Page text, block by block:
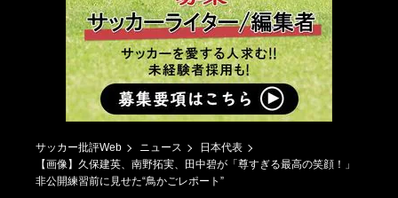
サッカー批評Web ニュース
日本代表
【画像】久保建英、南野拓実、田中碧が「尊すぎる最高の笑顔！」
非公開練習前に見せた“鳥かごレポート”